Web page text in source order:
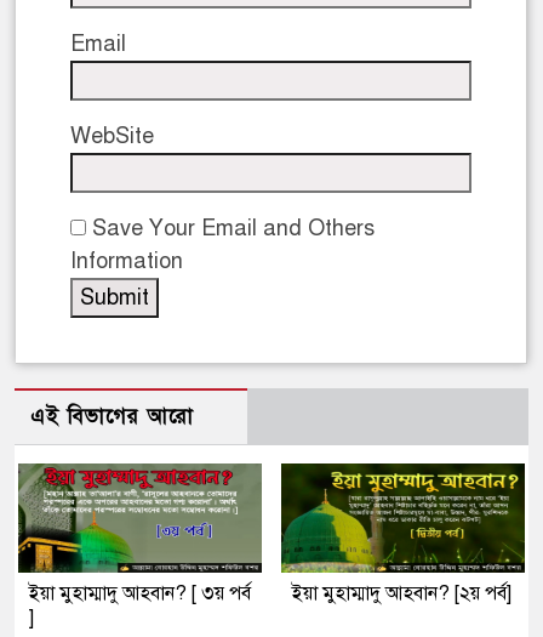
Email
WebSite
Save Your Email and Others
Information
এই বিভাগের আরো
ইয়া মুহাম্মাদু আহবান? [ ৩য় পর্ব
]
ইয়া মুহাম্মাদু আহবান? [২য় পর্ব]